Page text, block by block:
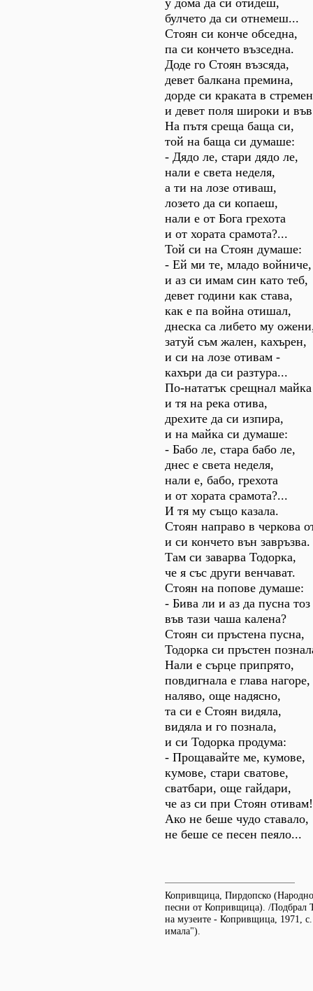
у дома да си отидеш,
булчето да си отнемеш...
Стоян си конче обседна,
па си кончето възседна.
Доде го Стоян възсяда,
девет балкана премина,
дорде си краката в
и девет поля широки и
На пътя среща баща си,
той на баща си думаше:
- Дядо ле, стари дядо ле,
нали е света неделя,
а ти на лозе отиваш,
лозето да си копаеш,
нали е от Бога грехота
и от хората срамота?...
Той си на Стоян думаше:
- Ей ми те, младо войниче,
и аз си имам син като теб,
девет години как става,
как е па война отишал,
днеска са либето му
затуй съм жален, кахърен,
и си на лозе отивам -
кахъри да си разтура...
По-нататък срещнал
и тя на река отива,
дрехите да си изпира,
и на майка си думаше:
- Бабо ле, стара бабо ле,
днес е света неделя,
нали е, бабо, грехота
и от хората срамота?...
И тя му също казала.
Стоян направо в черкова
и си кончето вън завръзва.
Там си заварва Тодорка,
че я със други венчават.
Стоян на попове думаше:
- Бива ли и аз да пусна
във тази чаша калена?
Стоян си пръстена пусна,
Тодорка си пръстен
Нали е сърце припрято,
повдигнала е глава нагоре,
наляво, още надясно,
та си е Стоян видяла,
видяла и го познала,
и си Тодорка продума:
- Прощавайте ме, кумове,
кумове, стари сватове,
сватбари, още гайдари,
че аз си при Стоян отивам!
Ако не беше чудо ставало,
не беше се песен пеяло...
Копривщица, Пирдопско
песни от Копривщица). /Подбрал
на музеите - Копривщица, 1971,
имала").